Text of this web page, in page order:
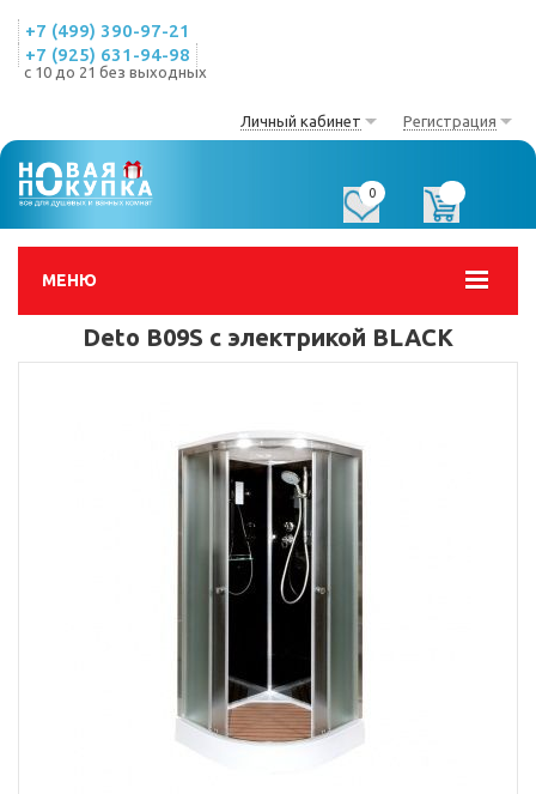
+7 (499) 390-97-21
+7 (925) 631-94-98
с 10 до 21 без выходных
Личный кабинет Регистрация
МЕНЮ
0
Deto B09S с электрикой BLACK